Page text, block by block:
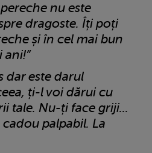
nu este
dragoste. Îți poți
și în cel mai bun
ani!”
dar este darul
ți-l voi dărui cu
tale. Nu-ți face griji...
palpabil. La